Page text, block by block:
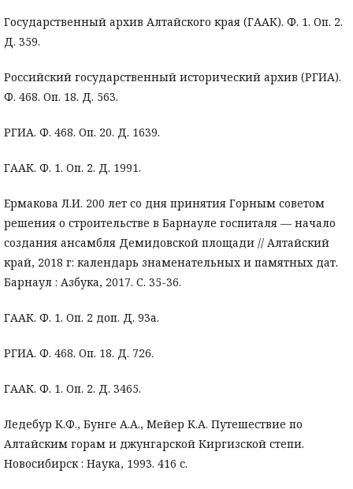
Государственный архив Алтайского края (ГААК). Ф. 1. Оп. 2.
Д. 359.
Российский государственный исторический архив (РГИА).
Ф. 468. Оп. 18. Д. 563.
РГИА. Ф. 468. Оп. 20. Д. 1639.
ГААК. Ф. 1. Оп. 2. Д. 1991.
Ермакова Л.И. 200 лет со дня принятия Горным советом
решения о строительстве в Барнауле госпиталя — начало
создания ансамбля Демидовской площади // Алтайский
край, 2018 г: календарь знаменательных и памятных дат.
Барнаул : Азбука, 2017. С. 35-36.
ГААК. Ф. 1. Оп. 2 доп. Д. 93а.
РГИА. Ф. 468. Оп. 18. Д. 726.
ГААК. Ф. 1. Оп. 2. Д. 3465.
Ледебур К.Ф., Бунге А.А., Мейер К.А. Путешествие по
Алтайским горам и джунгарской Киргизской степи.
Новосибирск : Наука, 1993. 416 с.